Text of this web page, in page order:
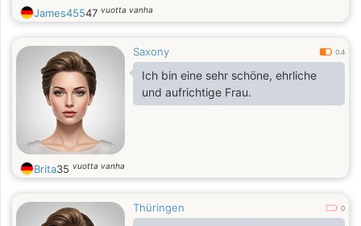
James45547 vuotta vanha
Saxony 0.4
Ich bin eine sehr schöne, ehrliche
und aufrichtige Frau.
Brita35 vuotta vanha
Thüringen 0